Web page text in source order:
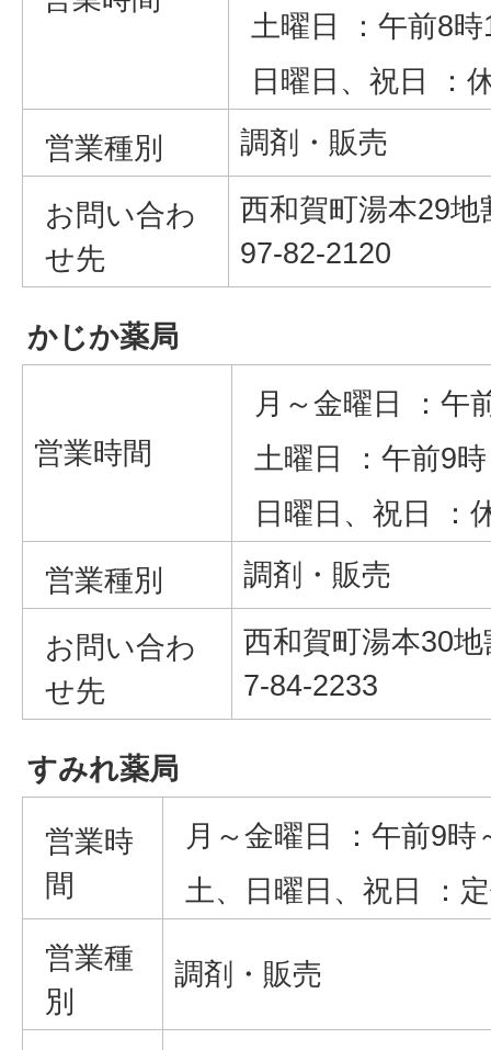
土曜日 ：午前8
日曜日、祝日 ：
営業種別
調剤・販売
お問い合わ
せ先
西和賀町湯本29
97-82-2120
かじか薬局
営業時間
月～金曜日 ：午
土曜日 ：午前9
日曜日、祝日 ：
営業種別
調剤・販売
お問い合わ
せ先
西和賀町湯本30
7-84-2233
すみれ薬局
営業時
間
月～金曜日 ：午前9時
土、日曜日、祝日 ：
営業種
別
調剤・販売